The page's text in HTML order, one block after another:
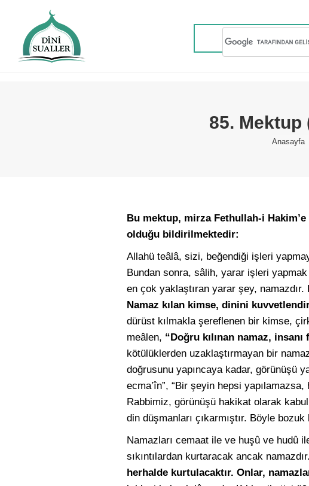
85. Mektup
You are
Anasayfa
Bu mektup, mirza Fethullah-i Hakim’e
olduğu bildirilmektedir:
Allahü teâlâ, sizi, beğendiği işleri
Bundan sonra, sâlih, yarar işleri
en çok yaklaştıran yarar şey,
Namaz kılan kimse, dinini
dürüst kılmakla şereflenen bir kimse,
meâlen, “Doğru kılınan namaz,
kötülüklerden uzaklaştırmayan bir
doğrusunu yapıncaya kadar, görünüşü
ecma’în”, “Bir şeyin hepsi
Rabbimiz, görünüşü hakikat olarak
din düşmanları çıkarmıştır. Böyle
Namazları cemaat ile ve huşû ve hudû
sıkıntılardan kurtaracak ancak
herhalde kurtulacaktır. Onlar,